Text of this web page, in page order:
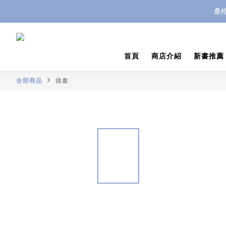
桑
首頁 商店介紹 新書推薦
全部商品 插畫